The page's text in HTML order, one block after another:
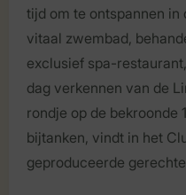
tijd om te ontspannen in
vitaal zwembad,
exclusief spa-
dag verkennen van de
rondje op de bekroonde
bijtanken, vindt in het
geproduceerde